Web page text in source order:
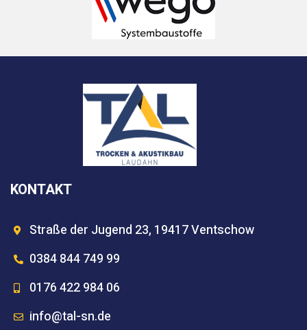
KONTAKT
Straße der Jugend 23, 19417 Ventschow
0384 844 749 99
0176 422 984 06
info@tal-sn.de